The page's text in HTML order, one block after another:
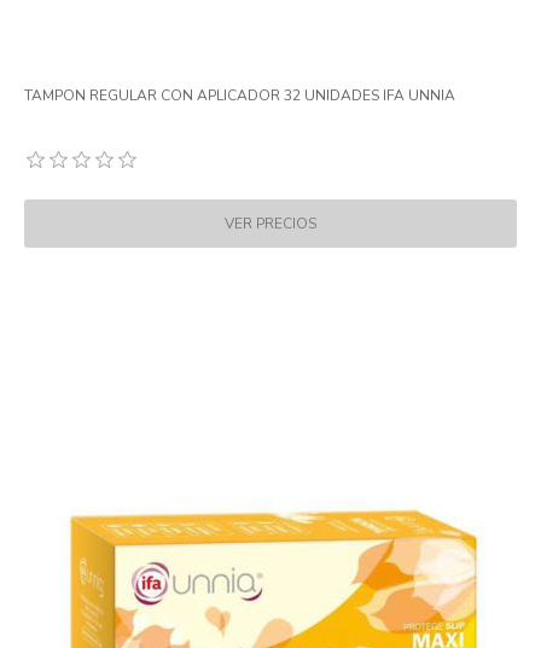
TAMPON REGULAR CON APLICADOR 32 UNIDADES IFA UNNIA